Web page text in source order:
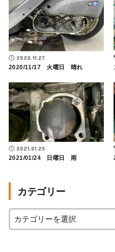
2020.11.27
2020/11/17 火曜日 晴れ
2021.01.25
2021/01/24 日曜日 雨
カテゴリー